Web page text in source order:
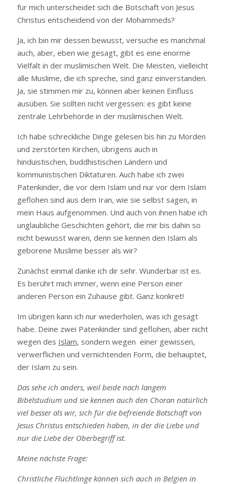
für mich unterscheidet sich die Botschaft von Jesus
Christus entscheidend von der Mohammeds?
Ja, ich bin mir dessen bewusst, versuche es manchmal
auch, aber, eben wie gesagt, gibt es eine enorme
Vielfalt in der muslimischen Welt. Die Meisten, vielleicht
alle Muslime, die ich spreche, sind ganz einverstanden.
Ja, sie stimmen mir zu, können aber keinen Einfluss
ausüben. Sie sollten nicht vergessen: es gibt keine
zentrale Lehrbehörde in der muslimischen Welt.
Ich habe schreckliche Dinge gelesen bis hin zu Morden
und zerstörten Kirchen, übrigens auch in
hinduistischen, buddhistischen Ländern und
kommunistischen Diktaturen. Auch habe ich zwei
Patenkinder, die vor dem Islam und nur vor dem Islam
geflohen sind aus dem Iran, wie sie selbst sagen, in
mein Haus aufgenommen. Und auch von ihnen habe ich
unglaubliche Geschichten gehört, die mir bis dahin so
nicht bewusst waren, denn sie kennen den Islam als
geborene Muslime besser als wir?
Zunächst einmal danke ich dir sehr. Wunderbar ist es.
Es berührt mich immer, wenn eine Person einer
anderen Person ein Zuhause gibt. Ganz konkret!
Im übrigen kann ich nur wiederholen, was ich gesagt
habe. Deine zwei Patenkinder sind geflohen, aber nicht
wegen des Islam, sondern wegen einer gewissen,
verwerflichen und vernichtenden Form, die behauptet,
der Islam zu sein.
Das sehe ich anders, weil beide nach langem
Bibelstudium und sie kennen auch den Choran natürlich
viel besser als wir, sich für die befreiende Botschaft von
Jesus Christus entschieden haben, in der die Liebe und
nur die Liebe der Oberbegriff ist.
Meine nächste Frage:
Christliche Flüchtlinge können sich auch in Belgien in